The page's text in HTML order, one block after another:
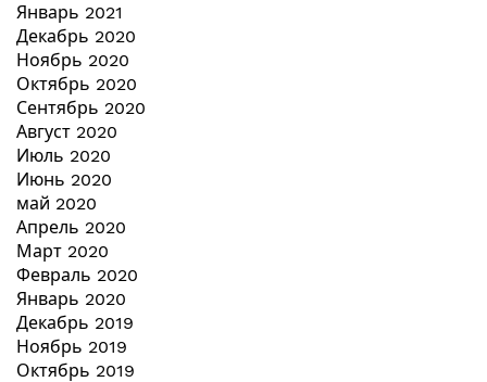
Январь 2021
Декабрь 2020
Ноябрь 2020
Октябрь 2020
Сентябрь 2020
Август 2020
Июль 2020
Июнь 2020
май 2020
Апрель 2020
Март 2020
Февраль 2020
Январь 2020
Декабрь 2019
Ноябрь 2019
Октябрь 2019